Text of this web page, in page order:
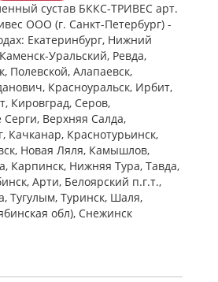
сустав БККС-ТРИВЕС арт.
ООО (г. Санкт-Петербург) -
Екатеринбург, Нижний
Уральский, Ревда,
Полевской, Алапаевск,
Красноуральск, Ирбит,
Кировград, Серов,
Верхняя Салда,
Качканар, Краснотурьинск,
Новая Ляля, Камышлов,
Карпинск, Нижняя Тура, Тавда,
Арти, Белоярский п.г.т.,
Тугулым, Туринск, Шаля,
обл), Снежинск